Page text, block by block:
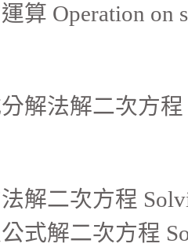
算 Operation on
解法解二次方程
解二次方程
式解二次方程